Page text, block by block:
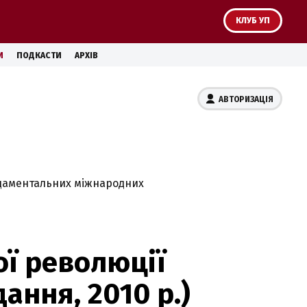
КЛУБ УП
ПОДКАСТИ АРХІВ
АВТОРИЗАЦІЯ
міжнародних
революції
2010 р.)